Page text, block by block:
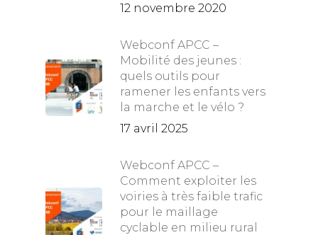
12 novembre 2020
Webconf APCC –
Mobilité des jeunes :
quels outils pour
ramener les enfants vers
la marche et le vélo ?
17 avril 2025
Webconf APCC –
Comment exploiter les
voiries à très faible trafic
pour le maillage
cyclable en milieu rural